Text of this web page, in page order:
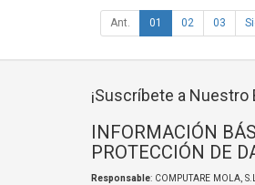
Ant. 01 02 03
¡Suscríbete a Nuestro
INFORMACIÓN
PROTECCIÓN DE
Responsable: COMPUTARE MOLA,